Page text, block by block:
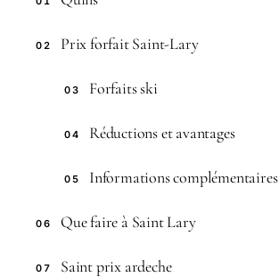
02 Prix forfait Saint-Lary
03 Forfaits ski
04 Réductions et avantages
05 Informations complémentaires
06 Que faire à Saint Lary
07 Saint prix ardeche